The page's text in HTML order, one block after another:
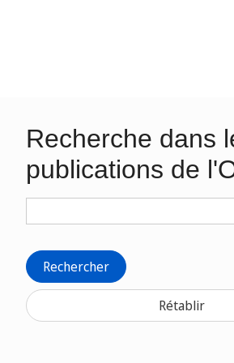
Recherche dans
publications de
Rechercher
Rétablir